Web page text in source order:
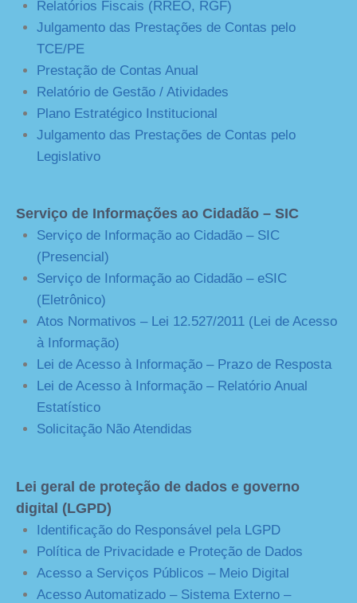
Relatórios Fiscais (RREO, RGF)
Julgamento das Prestações de Contas pelo
TCE/PE
Prestação de Contas Anual
Relatório de Gestão / Atividades
Plano Estratégico Institucional
Julgamento das Prestações de Contas pelo
Legislativo
Serviço de Informações ao Cidadão – SIC
Serviço de Informação ao Cidadão – SIC
(Presencial)
Serviço de Informação ao Cidadão – eSIC
(Eletrônico)
Atos Normativos – Lei 12.527/2011 (Lei de Acesso
à Informação)
Lei de Acesso à Informação – Prazo de Resposta
Lei de Acesso à Informação – Relatório Anual
Estatístico
Solicitação Não Atendidas
Lei geral de proteção de dados e governo
digital (LGPD)
Identificação do Responsável pela LGPD
Política de Privacidade e Proteção de Dados
Acesso a Serviços Públicos – Meio Digital
Acesso Automatizado – Sistema Externo –